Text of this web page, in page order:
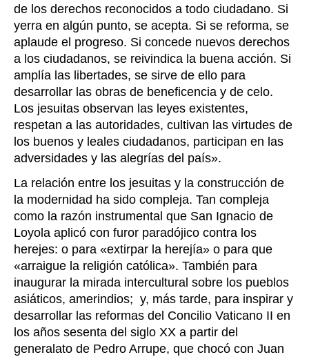
de los derechos reconocidos a todo ciudadano. Si
yerra en algún punto, se acepta. Si se reforma, se
aplaude el progreso. Si concede nuevos derechos
a los ciudadanos, se reivindica la buena acción. Si
amplía las libertades, se sirve de ello para
desarrollar las obras de beneficencia y de celo.
Los jesuitas observan las leyes existentes,
respetan a las autoridades, cultivan las virtudes de
los buenos y leales ciudadanos, participan en las
adversidades y las alegrías del país».
La relación entre los jesuitas y la construcción de
la modernidad ha sido compleja. Tan compleja
como la razón instrumental que San Ignacio de
Loyola aplicó con furor paradójico contra los
herejes: o para «extirpar la herejía» o para que
«arraigue la religión católica». También para
inaugurar la mirada intercultural sobre los pueblos
asiáticos, amerindios; y, más tarde, para inspirar y
desarrollar las reformas del Concilio Vaticano II en
los años sesenta del siglo XX a partir del
generalato de Pedro Arrupe, que chocó con Juan